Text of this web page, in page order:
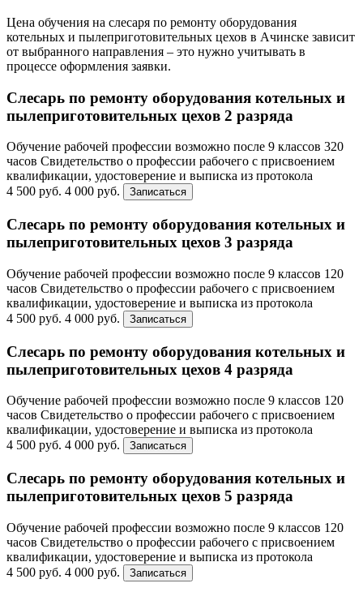
Цена обучения на слесаря по ремонту оборудования
котельных и пылеприготовительных цехов в Ачинске зависит
от выбранного направления – это нужно учитывать в
процессе оформления заявки.
Слесарь по ремонту оборудования котельных и
пылеприготовительных цехов 2 разряда
Обучение рабочей профессии возможно после 9 классов 320
часов Свидетельство о профессии рабочего с присвоением
квалификации, удостоверение и выписка из протокола
4 500 руб. 4 000 руб. Записаться
Слесарь по ремонту оборудования котельных и
пылеприготовительных цехов 3 разряда
Обучение рабочей профессии возможно после 9 классов 120
часов Свидетельство о профессии рабочего с присвоением
квалификации, удостоверение и выписка из протокола
4 500 руб. 4 000 руб. Записаться
Слесарь по ремонту оборудования котельных и
пылеприготовительных цехов 4 разряда
Обучение рабочей профессии возможно после 9 классов 120
часов Свидетельство о профессии рабочего с присвоением
квалификации, удостоверение и выписка из протокола
4 500 руб. 4 000 руб. Записаться
Слесарь по ремонту оборудования котельных и
пылеприготовительных цехов 5 разряда
Обучение рабочей профессии возможно после 9 классов 120
часов Свидетельство о профессии рабочего с присвоением
квалификации, удостоверение и выписка из протокола
4 500 руб. 4 000 руб. Записаться